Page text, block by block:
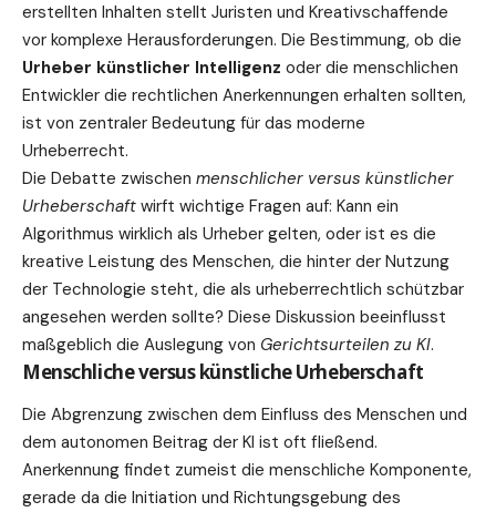
erstellten Inhalten stellt Juristen und Kreativschaffende
vor komplexe Herausforderungen. Die Bestimmung, ob die
Urheber künstlicher Intelligenz oder die menschlichen
Entwickler die rechtlichen Anerkennungen erhalten sollten,
ist von zentraler Bedeutung für das moderne
Urheberrecht.
Die Debatte zwischen menschlicher versus künstlicher
Urheberschaft wirft wichtige Fragen auf: Kann ein
Algorithmus wirklich als Urheber gelten, oder ist es die
kreative Leistung des Menschen, die hinter der Nutzung
der Technologie steht, die als urheberrechtlich schützbar
angesehen werden sollte? Diese Diskussion beeinflusst
maßgeblich die Auslegung von Gerichtsurteilen zu KI.
Menschliche versus künstliche Urheberschaft
Die Abgrenzung zwischen dem Einfluss des Menschen und
dem autonomen Beitrag der KI ist oft fließend.
Anerkennung findet zumeist die menschliche Komponente,
gerade da die Initiation und Richtungsgebung des